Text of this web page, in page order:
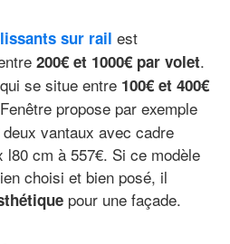
sur rail est
200€ et 1000€ par volet.
se situe entre 100€ et 400€
propose par exemple
vantaux avec cadre
l80 cm à 557€. Si ce modèle
choisi et bien posé, il
pour une façade.